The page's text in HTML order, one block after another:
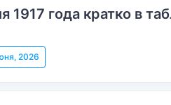
года кратко в
2026